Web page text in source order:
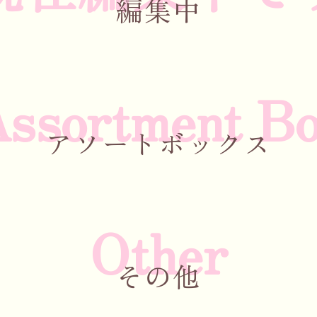
編集中
アソートボックス
その他
Other